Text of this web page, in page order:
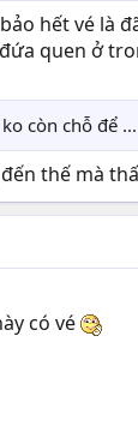
hết vé
quen ở
còn chỗ để ...
thế mà
có vé